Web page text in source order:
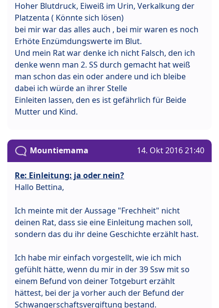
Hoher Blutdruck, Eiweiß im Urin, Verkalkung der
Platzenta ( Könnte sich lösen)
bei mir war das alles auch , bei mir waren es noch
Erhöte Enzümdungswerte im Blut.
Und mein Rat war denke ich nicht Falsch, den ich
denke wenn man 2. SS durch gemacht hat weiß
man schon das ein oder andere und ich bleibe
dabei ich würde an ihrer Stelle
Einleiten lassen, den es ist gefährlich für Beide
Mutter und Kind.
Mountiemama 14. Okt 2016 21:40
Re: Einleitung: ja oder nein?
Hallo Bettina,
Ich meinte mit der Aussage "Frechheit" nicht
deinen Rat, dass sie eine Einleitung machen soll,
sondern das du ihr deine Geschichte erzählt hast.
Ich habe mir einfach vorgestellt, wie ich mich
gefühlt hätte, wenn du mir in der 39 Ssw mit so
einem Befund von deiner Totgeburt erzählt
hättest, bei der ja vorher auch der Befund der
Schwangerschaftsvergiftung bestand.